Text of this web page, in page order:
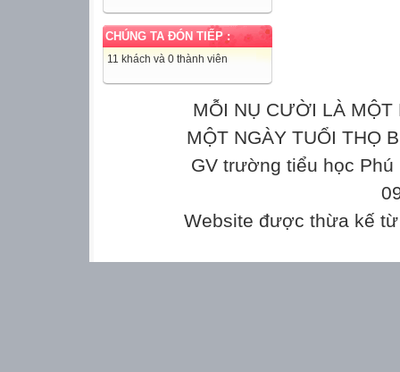
CHÚNG TA ĐÓN TIẾP :
11 khách và 0 thành viên
MỖI NỤ CƯỜI LÀ MỘT
MỘT NGÀY TUỔI THỌ
GV trường tiểu học
Website được thừa kế